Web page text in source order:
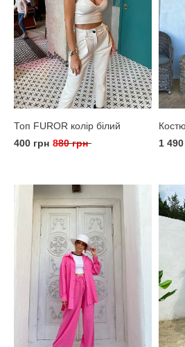
Топ FUROR колір білий
400 грн 880 грн
1